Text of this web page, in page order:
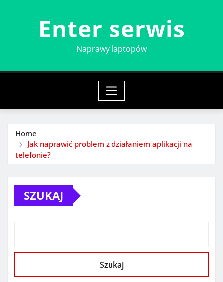
Enter serwis
Naprawy laptopów
Home
Jak naprawić problem z działaniem aplikacji na
telefonie?
SZUKAJ
Szukaj